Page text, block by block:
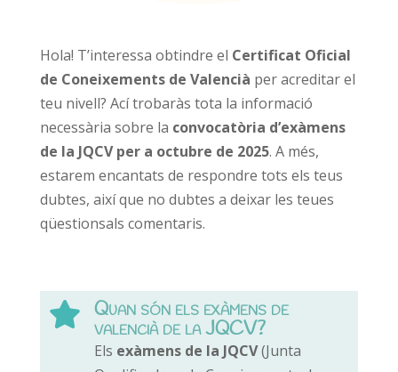
Hola! T’interessa obtindre el Certificat Oficial
de Coneixements de Valencià per acreditar el
teu nivell? Ací trobaràs tota la informació
necessària sobre la convocatòria d’exàmens
de la JQCV per a octubre de 2025. A més,
estarem encantats de respondre tots els teus
dubtes, així que no dubtes a deixar les teues
qüestionsals comentaris.
 Quan són els exàmens de
valencià de la JQCV?
Els exàmens de la JQCV(Junta